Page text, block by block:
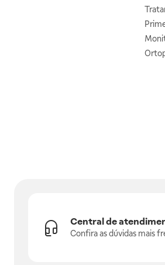
Central de
Confira as dúvidas mais